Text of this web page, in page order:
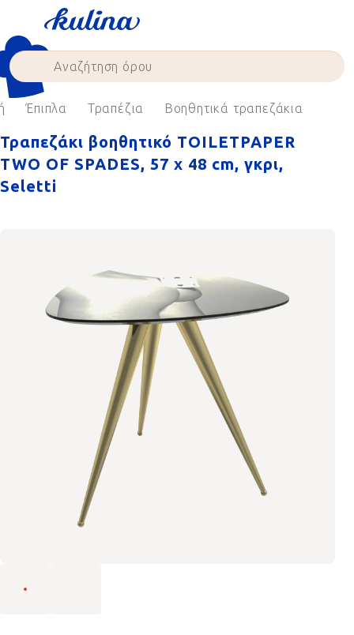
content
Έπιπλα Τραπέζια Βοηθητικά τραπεζάκια
Τραπεζάκι βοηθητικό TOILETPAPER
TWO OF SPADES, 57 x 48 cm, γκρι,
Seletti